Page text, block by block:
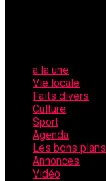
a la une
Vie locale
Faits divers
Culture
Sport
Agenda
Les bons plans
Annonces
Vidéo